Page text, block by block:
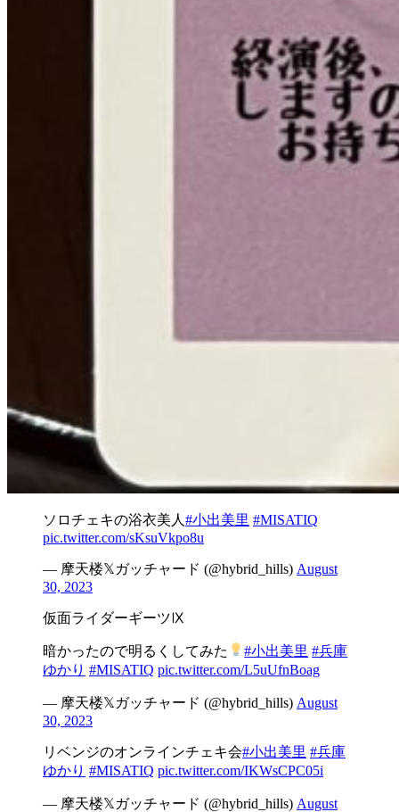
ソロチェキの浴衣美人 #小出美里 #MISATIQ
pic.twitter.com/sKsuVkpo8u
— 摩天楼𝕏ガッチャード (@hybrid_hills) August
30, 2023
仮面ライダーギーツⅨ
暗かったので明るくしてみた #小出美里 #兵庫
ゆかり #MISATIQ pic.twitter.com/L5uUfnBoag
— 摩天楼𝕏ガッチャード (@hybrid_hills) August
30, 2023
リベンジのオンラインチェキ会#小出美里 #兵庫
ゆかり #MISATIQ pic.twitter.com/IKWsCPC05i
— 摩天楼𝕏ガッチャード (@hybrid_hills) August